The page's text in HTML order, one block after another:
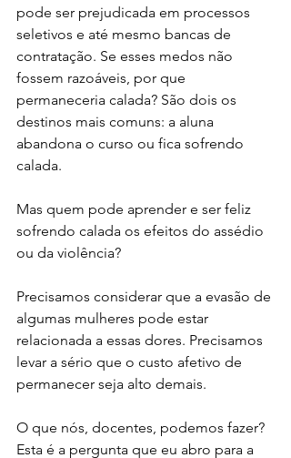
pode ser prejudicada em processos
seletivos e até mesmo bancas de
contratação. Se esses medos não
fossem razoáveis, por que
permaneceria calada? São dois os
destinos mais comuns: a aluna
abandona o curso ou fica sofrendo
calada.
Mas quem pode aprender e ser feliz
sofrendo calada os efeitos do assédio
ou da violência?
Precisamos considerar que a evasão de
algumas mulheres pode estar
relacionada a essas dores. Precisamos
levar a sério que o custo afetivo de
permanecer seja alto demais.
O que nós, docentes, podemos fazer?
Esta é a pergunta que eu abro para a